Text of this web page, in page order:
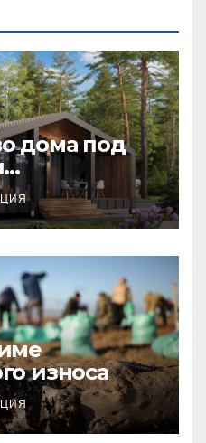
дома под
бюджета
износа